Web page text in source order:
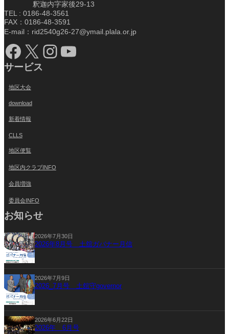
釈迦内字家後29-13
TEL : 0186-48-3561
FAX：0186-48-3591
E-mail：rid2540g26-27@ymail.plala.or.jp
Facebook X Instagram YouTube
サービス
地区大会
download
新着情報
CLLS
地区便覧
地区内クラブINFO
会員増強
委員会INFO
お知らせ
2026年7月30日
2026年8月号 土舘ガバナー月信
2026年7月9日
2026_7月号 土舘守governor
2026年6月22日
2026年 6月号